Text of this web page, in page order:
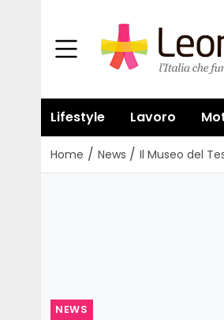
Lifestyle Lavoro
Home / News / Il Museo del
NEWS